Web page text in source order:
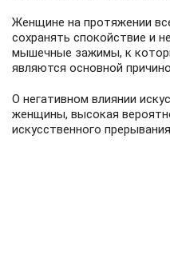
Женщине на протяжении
сохранять спокойствие и
мышечные зажимы, к
являются основной
О негативном влиянии
женщины, высокая
искусственного